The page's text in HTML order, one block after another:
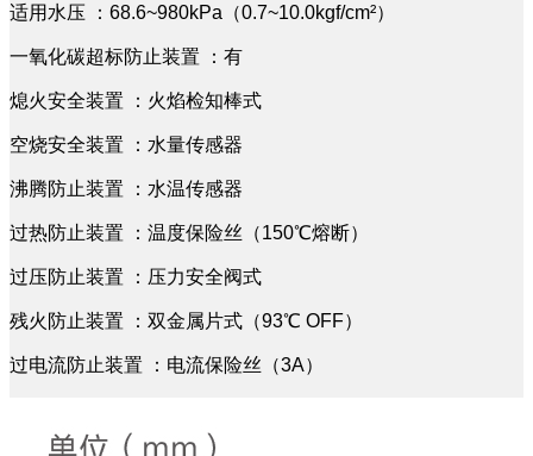
适用水压 ：68.6~980kPa（0.7~10.0kgf/cm²）
一氧化碳超标防止装置 ：有
熄火安全装置 ：火焰检知棒式
空烧安全装置 ：水量传感器
沸腾防止装置 ：水温传感器
过热防止装置 ：温度保险丝（150℃熔断）
过压防止装置 ：压力安全阀式
残火防止装置 ：双金属片式（93℃ OFF）
过电流防止装置 ：电流保险丝（3A）